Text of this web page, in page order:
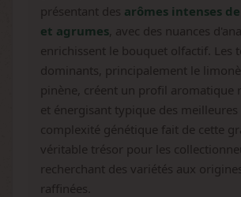
présentant des arômes intenses
et agrumes , avec des nuances
enrichissent le bouquet olfactif. Les
dominants, principalement le
pinène, créent un profil aromatique
et énergisant typique des meilleures
complexité génétique fait de cette
véritable trésor pour les
recherchant des variétés aux
raffinées.